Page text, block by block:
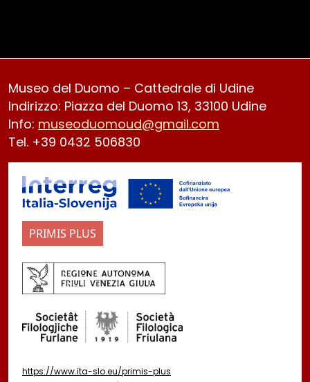
Museo del Duomo – Cattedrale di Udine
Indirizzo: Piazza del Duomo 13, 33100 Udine
Info: museoduomoud@gmail.com
Tel. +39 0432 506830
PRIMIS PLUS
https://www.ita-slo.eu/primis-plus